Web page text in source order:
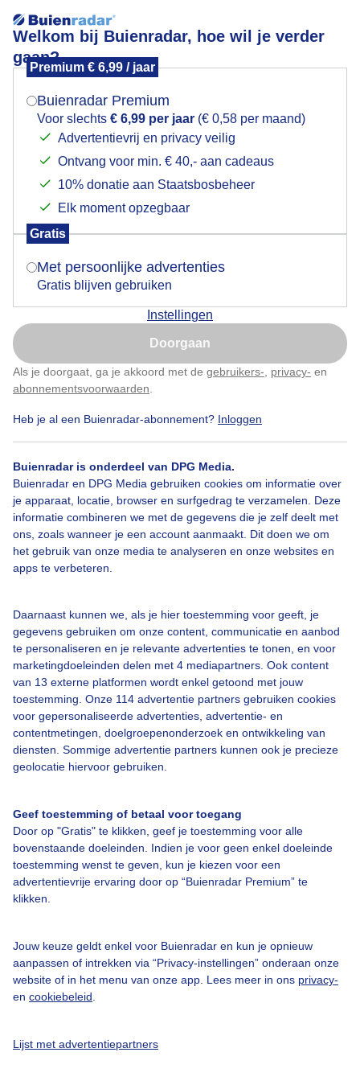
Welkom bij Buienradar, hoe wil je verder
gaan?
Premium € 6,99 / jaar
Buienradar Premium
Voor slechts € 6,99 per jaar (€ 0,58 per maand)
Advertentievrij en privacy veilig
Ontvang voor min. € 40,- aan cadeaus
10% donatie aan Staatsbosbeheer
Elk moment opzegbaar
Gratis
Met persoonlijke advertenties
Gratis blijven gebruiken
Instellingen
Doorgaan
Als je doorgaat, ga je akkoord met de gebruikers- privacy- en
abonnementsvoorwaarden
Heb je al een Buienradar-abonnement? Inloggen
Buienradar is onderdeel van DPG Media.
Buienradar en DPG Media gebruiken cookies om informatie over
je apparaat, locatie, browser en surfgedrag te verzamelen. Deze
informatie combineren we met de gegevens die je zelf deelt met
ons, zoals wanneer je een account aanmaakt. Dit doen we om
het gebruik van onze media te analyseren en onze websites en
apps te verbeteren.
Daarnaast kunnen we, als je hier toestemming voor geeft, je
gegevens gebruiken om onze content, communicatie en aanbod
te personaliseren en je relevante advertenties te tonen, en voor
marketingdoeleinden delen met 4 mediapartners. Ook content
van 13 externe platformen wordt enkel getoond met jouw
toestemming. Onze 114 advertentie partners gebruiken cookies
voor gepersonaliseerde advertenties, advertentie- en
contentmetingen, doelgroepenonderzoek en ontwikkeling van
diensten. Sommige advertentie partners kunnen ook je precieze
geolocatie hiervoor gebruiken.
Geef toestemming of betaal voor toegang
Door op "Gratis" te klikken, geef je toestemming voor alle
bovenstaande doeleinden. Indien je voor geen enkel doeleinde
toestemming wenst te geven, kun je kiezen voor een
advertentievrije ervaring door op “Buienradar Premium” te
klikken.
Jouw keuze geldt enkel voor Buienradar en kun je opnieuw
aanpassen of intrekken via “Privacy-instellingen” onderaan onze
website of in het menu van onze app. Lees meer in ons privacy-
en cookiebeleid
Lijst met advertentiepartners
Blauwe lucht boven zee
openbreken boven het circuit in de middag.
Door: Gerard Boukes
Bekijk slideshow
Een moment geduld aub...
Over Buienradar
Contact
Toegankelijkheid
Gebruikersvoorwaarden
Buienradar Team
Privacy beleid
Cookie beleid
Gratis weerdata
Mogen we je locatie gebruiken voor het
Indien je hier nog geen akkoord op hebt gegeven,
verschijnt er zo een pop-up uit je browser waarin
Is goed, toon de popup
Nu niet, misschien later
Klik hierom dit aan te passen